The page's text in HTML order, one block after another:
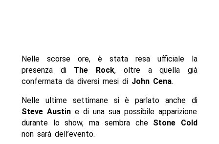
Nelle scorse ore, è stata resa ufficiale la
presenza di The Rock, oltre a quella già
confermata da diversi mesi di John Cena.
Nelle ultime settimane si è parlato anche di
Steve Austine di una sua possibile apparizione
durante lo show, ma sembra cheStone Cold
non sarà dell’evento.